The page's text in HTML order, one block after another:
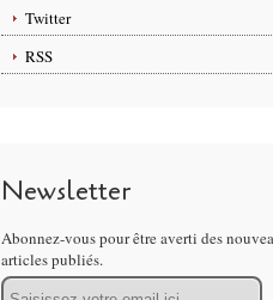
Twitter
RSS
Newsletter
Abonnez-vous pour être averti des
articles publiés.
Email